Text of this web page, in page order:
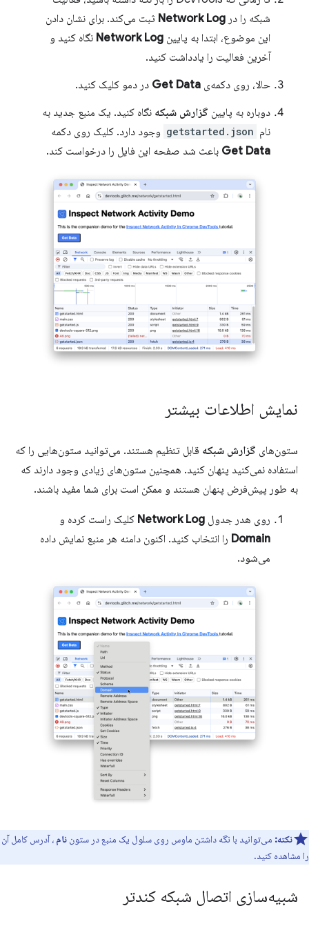
شبکه را در Network Log ثبت می‌کند. برای نشان دادن
این موضوع، ابتدا به پایین Network Log نگاه کنید و
آخرین فعالیت را یادداشت کنید.
حالا، روی دکمه‌ی Get Data در دمو کلیک کنید.
دوباره به پایین گزارش شبکه نگاه کنید. یک منبع جدید به
نام getstarted.json وجود دارد. کلیک روی دکمه
Get Data باعث شد صفحه این فایل را درخواست کند.
نمایش اطلاعات بیشتر
ستون‌های گزارش شبکه قابل تنظیم هستند. می‌توانید ستون‌هایی را که
استفاده نمی‌کنید پنهان کنید. همچنین ستون‌های زیادی وجود دارند که
به طور پیش‌فرض پنهان هستند و ممکن است برای شما مفید باشند.
روی هدر جدول Network Log کلیک راست کرده و
Domain را انتخاب کنید. اکنون دامنه هر منبع نمایش داده
می‌شود.
نکته: می‌توانید با نگه داشتن ماوس روی سلول یک منبع در ستون نام ، آدرس کامل آن
را مشاهده کنید.
شبیه‌سازی اتصال شبکه کندتر